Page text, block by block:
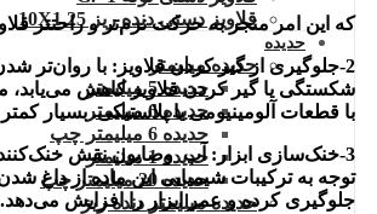
قلاویز دستی دنده ریز 10X1.25
حدیده
حدیده میلیمتر
حدیده 5 میلیمتر
حدیده 6 میلیمتر
حدیده 6 میلیمتر چپ
حدیده 1 میلیمتر
حدیده 20 میلیمتر چپ
حدیده میلیمتر دنده ریز
که این امر منجر به حرکت نرم‌تر و راحتتر
2-جلوگیری از گیر کردن قلاویز:
با روان‌تر
شکستگی یا گیر کردن قلاویز کاهش می‌یابد،
با قطعات آلومینیومی یا پلاستیکی. بسیار
3-خنک‌سازی ابزار:
آب وصابون نقش خنک‌کننده
توجه به ترکیبات شیمیایی این ماده از داغ
جلوگیری کرده و عمر ابزار را افزایش می‌دهد.